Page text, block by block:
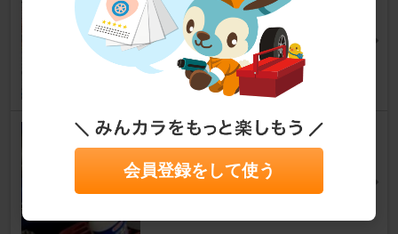
で^_^
スプリンタートレノ [AE110/111]
ねこponさん
0
0
ヘッドライトクリアmini施行 2
ねこれびさん
3
0
会員登録をして使う